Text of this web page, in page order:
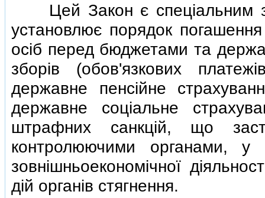
Цей Закон є спецiальним
установлює порядок
осiб перед бюджетами та
зборiв (обов'язкових
державне пенсiйне
державне соцiальне
штрафних санкцiй, що
контролюючими органами,
зовнiшньоекономiчної
дiй органiв стягнення.